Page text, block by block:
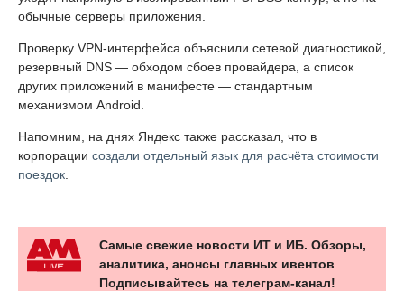
обычные серверы приложения.
Проверку VPN-интерфейса объяснили сетевой диагностикой,
резервный DNS — обходом сбоев провайдера, а список
других приложений в манифесте — стандартным
механизмом Android.
Напомним, на днях Яндекс также рассказал, что в
корпорации создали отдельный язык для расчёта стоимости
поездок
Самые свежие новости ИТ и ИБ. Обзоры,
аналитика, анонсы главных ивентов
Подписывайтесь на телеграм-канал!